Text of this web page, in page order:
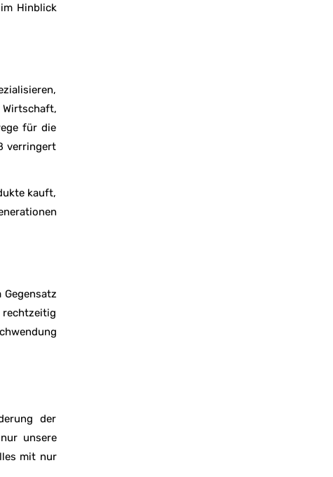
Hinblick
für die
verringert
kauft,
der
unsere
mit nur